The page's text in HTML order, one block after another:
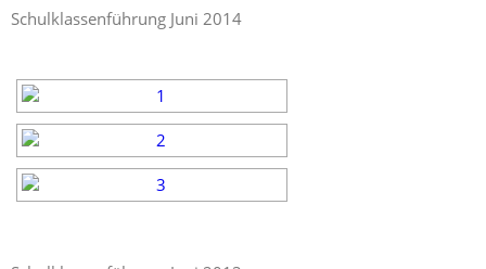
Schulklassenführung Juni 2014